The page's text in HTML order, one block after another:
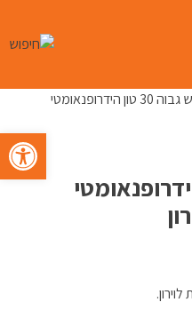
פתח
/ מכבש גבוה 30 טון הידרופנאומטי
30 טון הידרופנאומטי